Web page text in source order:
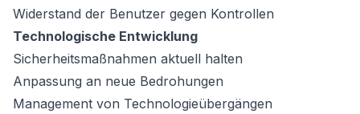
Widerstand der Benutzer gegen Kontrollen
Technologische Entwicklung
Sicherheitsmaßnahmen aktuell halten
Anpassung an neue Bedrohungen
Management von Technologieübergängen